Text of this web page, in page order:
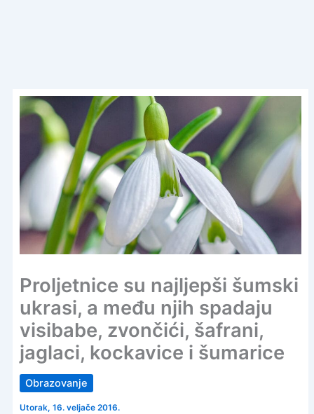
Proljetnice su najljepši šumski
ukrasi, a među njih spadaju
visibabe, zvončići, šafrani,
jaglaci, kockavice i šumarice
Obrazovanje
Utorak, 16. veljače 2016.